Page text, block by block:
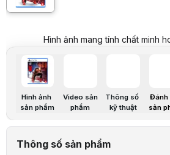
Video review chi tiết Đĩa game PS5 - WWE
Giá niêm yết:1.899.000 VND
Giá mua online:
Giá mua trả góp (6 tháng):
Trả góp qua thẻ VISA (12 tháng):
Mã sản phẩm:
DIAD0612
Thương hiệu:
Tình trạng:Order trước – giao sau
Thêm vào giỏ hàng
Mua ngay
Thông số nổi bật
Hình ảnh mang tính chất minh
Hình ảnh
sản phẩm
Video sản
phẩm
Thông số
kỹ thuật
Đánh
sản
Thông số sản phẩm